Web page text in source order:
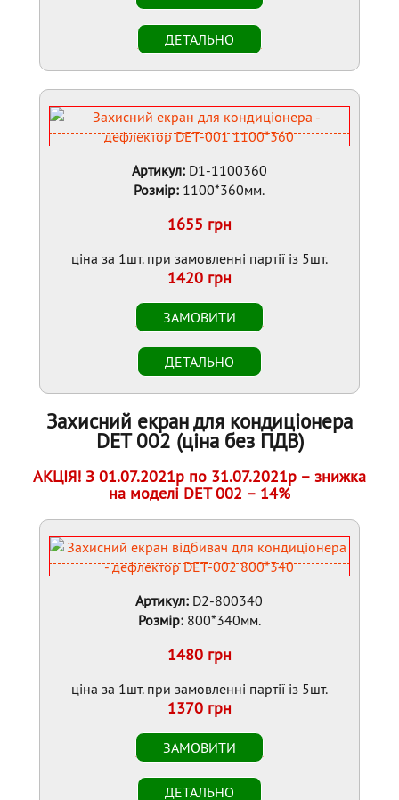
Артикул:D1-1100360
Розмір: 1100*360мм.
1655 грн
ціна за 1шт. при замовленні партії із 5шт.
1420 грн
Захисний екран для кондиціонера
DET 002 (ціна без ПДВ)
АКЦІЯ! З 01.07.2021р по 31.07.2021р – знижка
на моделі DET 002 – 14%
Артикул: D2-800340
Розмір:800*340мм.
1480 грн
ціна за 1шт. при замовленні партії із 5шт.
1370 грн